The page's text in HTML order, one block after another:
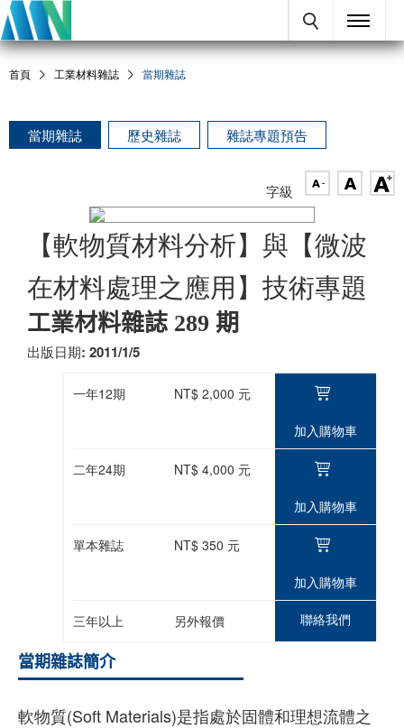
首頁 工業材料雜誌 當期雜誌
當期雜誌 歷史雜誌 雜誌專題預告
字級
【軟物質材料分析】與【微波
在材料處理之應用】技術專題
工業材料雜誌 289 期
出版日期: 2011/1/5
一年12期 NT$ 2,000 元
加入購物車
二年24期 NT$ 4,000 元
加入購物車
單本雜誌 NT$ 350 元
加入購物車
三年以上 另外報價 聯絡我們
當期雜誌簡介
軟物質(Soft Materials)是指處於固體和理想流體之